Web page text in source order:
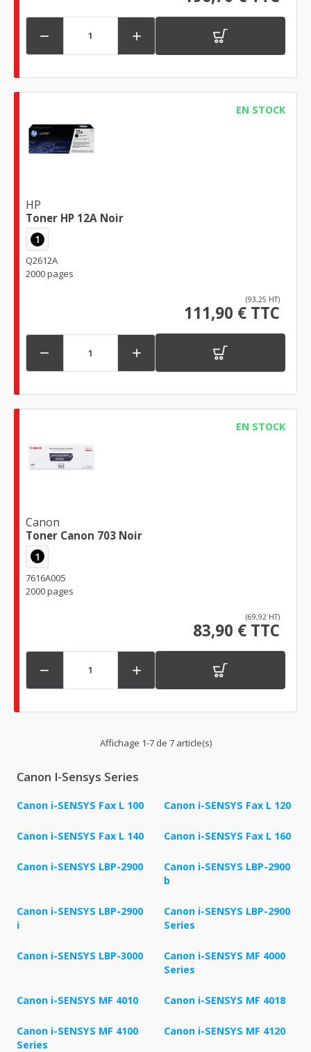
 
EN STOCK
HP
Toner HP 12A Noir
1
Q2612A
2000 pages
(93,25 HT)
111,90 € TTC
 
EN STOCK
Canon
Toner Canon 703 Noir
1
7616A005
2000 pages
(69,92 HT)
83,90 € TTC
 
Affichage 1-7 de 7 article(s)
Canon I-Sensys Series
Canon i-SENSYS Fax L 100 Canon i-SENSYS Fax L 120
Canon i-SENSYS Fax L 140 Canon i-SENSYS Fax L 160
Canon i-SENSYS LBP-2900
Canon i-SENSYS LBP-2900
b
Canon i-SENSYS LBP-2900
i
Canon i-SENSYS LBP-2900
Series
Canon i-SENSYS LBP-3000
Canon i-SENSYS MF 4000
Series
Canon i-SENSYS MF 4010 Canon i-SENSYS MF 4018
Canon i-SENSYS MF 4100
Series
Canon i-SENSYS MF 4120